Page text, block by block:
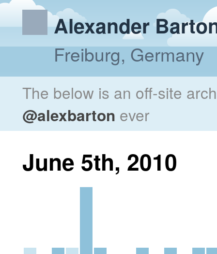
Alexander
Freiburg, Germany
The below is an off-site
@alexbarton ever
June 5th, 2010